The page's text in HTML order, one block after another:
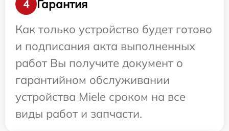
4
Гарантия
Как только устройство будет готово
и подписания акта выполненных
работ Вы получите документ о
гарантийном обслуживании
устройства Miele сроком на все
виды работ и запчасти.